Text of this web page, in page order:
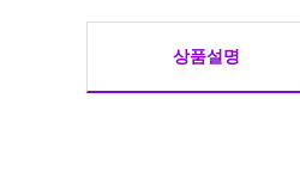
상품설명